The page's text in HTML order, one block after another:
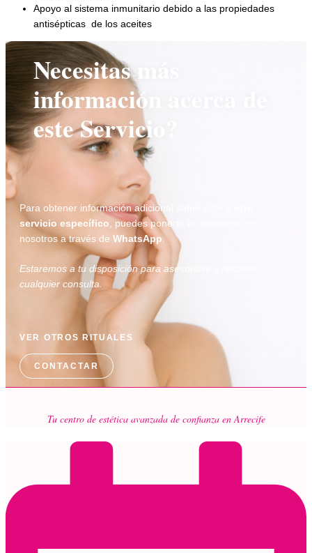
Apoyo al sistema inmunitario debido a las propiedades
antisépticas de los aceites
Necesitas más
información acerca de
este Servicio?
Para obtener información adicional sobre este u
servicio específico , puedes ponerte en contacto con
nosotros a través de WhatsApp
Estaremos a tu disposición para asesorarte y resolver
cualquier consulta.
VER OTROS RITUALES
CONTACTAR
Tu centro de estética avanzada de confianza en Arrecife